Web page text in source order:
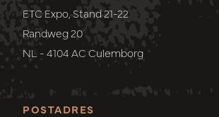
POSTADRES
ETC Expo, Stand 21-22
Randweg 20
NL - 4104 AC Culemborg